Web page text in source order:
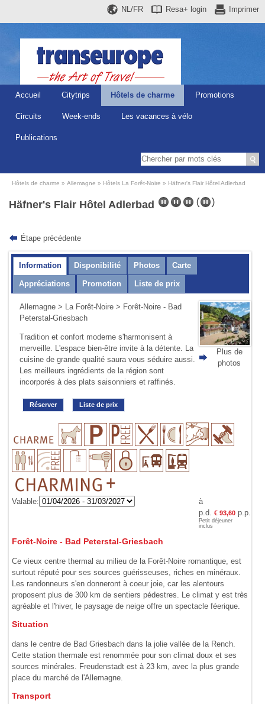
Imprimer
Resa+ login
NL/FR
Accueil Citytrips Hôtels de charme Promotions
Circuits Week-ends Les vacances à vélo
Publications
Hôtels de charme Allemagne Hôtels La Forêt-Noire Häfner's Flair Hôtel Adlerbad
Häfner's Flair Hôtel Adlerbad
Étape précédente
Information Disponibilité Photos Carte
Appréciations Promotion Liste de prix
Allemagne > La Forêt-Noire > Forêt-Noire - Bad
Peterstal-Griesbach
Tradition et confort moderne s'harmonisent à
merveille. L'espace bien-être invite à la détente. La
cuisine de grande qualité saura vous séduire aussi.
Les meilleurs ingrédients de la région sont
incorporés à des plats saisonniers et raffinés.
Réserver Liste de prix
Plus de
photos
Valable:
à
p.d. € 93,60p.p.
Petit déjeuner
inclus
Forêt-Noire - Bad Peterstal-Griesbach
Ce vieux centre thermal au milieu de la Forêt-Noire romantique, est
surtout réputé pour ses sources guérisseuses, riches en minéraux.
Les randonneurs s'en donneront à coeur joie, car les alentours
proposent plus de 300 km de sentiers pédestres. Le climat y est très
agréable et l'hiver, le paysage de neige offre un spectacle féerique.
Situation
dans le centre de Bad Griesbach dans la jolie vallée de la Rench.
Cette station thermale est renommée pour son climat doux et ses
sources minérales. Freudenstadt est à 23 km, avec la plus grande
place du marché de l'Allemagne.
Transport